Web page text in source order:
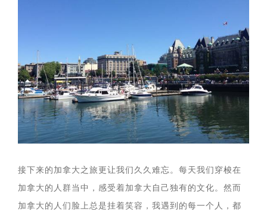
接下来的加拿大之旅更让我们久久难忘。每天我们穿梭在
加拿大的人群当中，感受着加拿大自己独有的文化。然而
加拿大的人们脸上总是挂着笑容，我遇到的每一个人，都